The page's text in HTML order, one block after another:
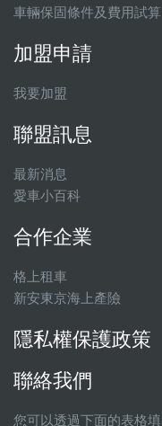
車輛保固條件及費用試算
加盟申請
我要加盟
聯盟訊息
最新消息
愛車小百科
合作企業
格上租車
新安東京海上產險
隱私權保護政策
聯絡我們
您可以透過下面的表格